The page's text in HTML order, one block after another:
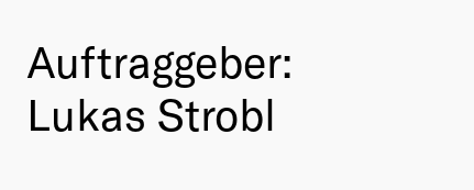
Auftraggeber:
Lukas Strobl